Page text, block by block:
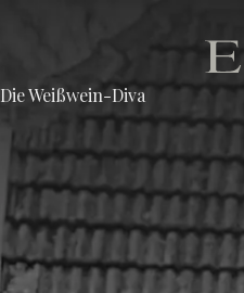
Die Weißwein-Diva